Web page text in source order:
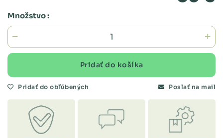
Množstvo :
Pridať do košíka
Pridať do obľúbených Poslať na mail